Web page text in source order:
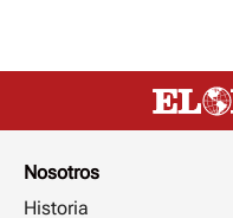
Nosotros
Historia